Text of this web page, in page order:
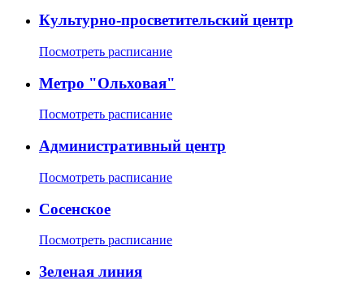
Культурно-просветительский центр
Посмотреть расписание
Метро "Ольховая"
Посмотреть расписание
Административный центр
Посмотреть расписание
Сосенское
Посмотреть расписание
Зеленая линия